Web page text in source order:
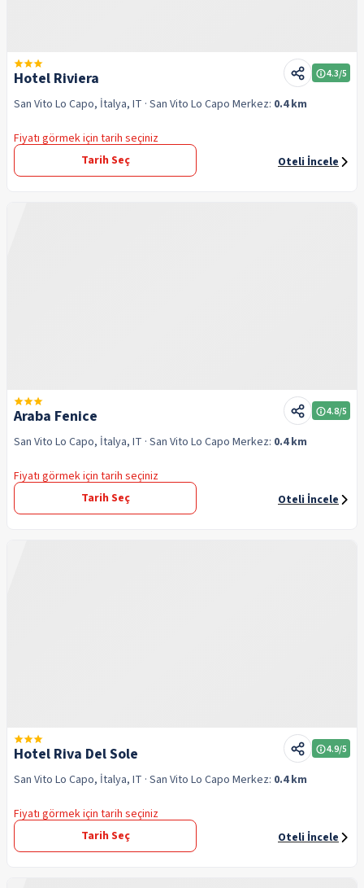
Hotel Riviera 4.3/5
San Vito Lo Capo, İtalya, IT · San Vito Lo Capo Merkez: 0.4 km
Fiyatı görmek için tarih seçiniz
Tarih Seç
Oteli İncele
Araba Fenice 4.8/5
San Vito Lo Capo, İtalya, IT · San Vito Lo Capo Merkez: 0.4 km
Fiyatı görmek için tarih seçiniz
Tarih Seç
Oteli İncele
Hotel Riva Del Sole 4.9/5
San Vito Lo Capo, İtalya, IT · San Vito Lo Capo Merkez: 0.4 km
Fiyatı görmek için tarih seçiniz
Tarih Seç
Oteli İncele